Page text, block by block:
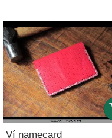
Ví namecard